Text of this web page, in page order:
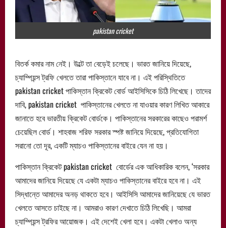
pakistan cricket
বিতর্ক কমার নাম নেই। উল্টে তা বেড়েই চলেছে। ভারত জানিয়ে দিয়েছে,
চ্যাম্পিয়ন্স ট্রফি খেলতে তারা পাকিস্তানে যাবে না। এই পরিস্থিতিতে
pakistan cricket পাকিস্তান ক্রিকেট বোর্ড আইসিসিকে চিঠি লিখেছে। তাদের
দাবি, pakistan cricket পাকিস্তানের খেলতে না যাওয়ার কারণ লিখিত আকারে
জানাতে হবে ভারতীয় ক্রিকেট বোর্ডকে। পাকিস্তানের সরকারের কাছেও পরামর্শ
চেয়েছিল বোর্ড। শাহবাজ শরিফ সরকার স্পষ্ট জানিয়ে দিয়েছে, প্রতিযোগিতা
সরানো তো দূর, একটি ম্যাচও পাকিস্তানের বাইরে যেন না হয়।
পাকিস্তান ক্রিকেট pakistan cricket বোর্ডের এক আধিকারিক বলেন, ‘সরকার
আমাদের জানিয়ে দিয়েছে যে একটা ম্যাচও পাকিস্তানের বাইরে হবে না। এই
সিদ্ধান্তে আমাদের অনড় থাকতে হবে। আইসিসি আমাদের জানিয়েছে যে ভারত
খেলতে আসতে চাইছে না। আমরাও কারণ দেখাতে চিঠি লিখেছি। আমরা
চ্যাম্পিয়ন্স ট্রফির আয়োজক। এই দেশেই খেলা হবে। একটা খেলাও অন্য